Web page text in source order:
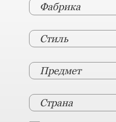
Фабрика
Стиль
Предмет
Страна